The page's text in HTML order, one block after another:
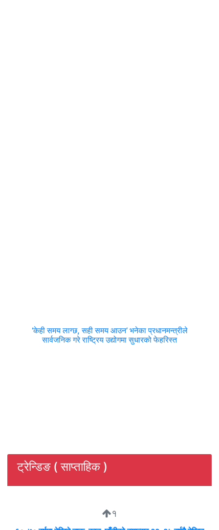
‘केही समय लाग्छ, सही समय आउन’ भनेका प्रधानमन्त्रीले
सार्वजनिक गरे राष्ट्रिय उद्योगमा सुधारको फेहरिस्त
ट्रेन्डिङ ( साप्ताहिक )
१